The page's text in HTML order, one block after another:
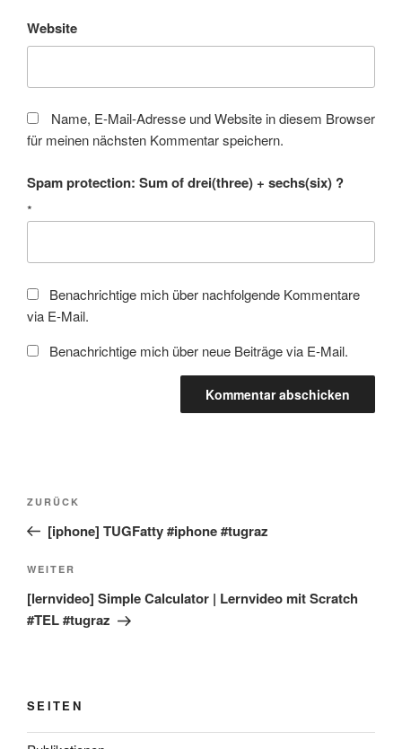
Website
Name, E-Mail-Adresse und Website in diesem Browser
für meinen nächsten Kommentar speichern.
Spam protection: Sum of drei(three) + sechs(six) ?
*
Benachrichtige mich über nachfolgende Kommentare
via E-Mail.
Benachrichtige mich über neue Beiträge via E-Mail.
Beitragsnavigation
Vorheriger
Beitrag
ZURÜCK
[iphone] TUGFatty #iphone #tugraz
Nächster
Beitrag
WEITER
[lernvideo] Simple Calculator | Lernvideo mit Scratch
#TEL #tugraz
SEITEN